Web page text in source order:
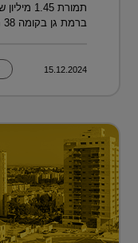
ברמת גן בקומה 38 מתוך 55?
15.12.2024